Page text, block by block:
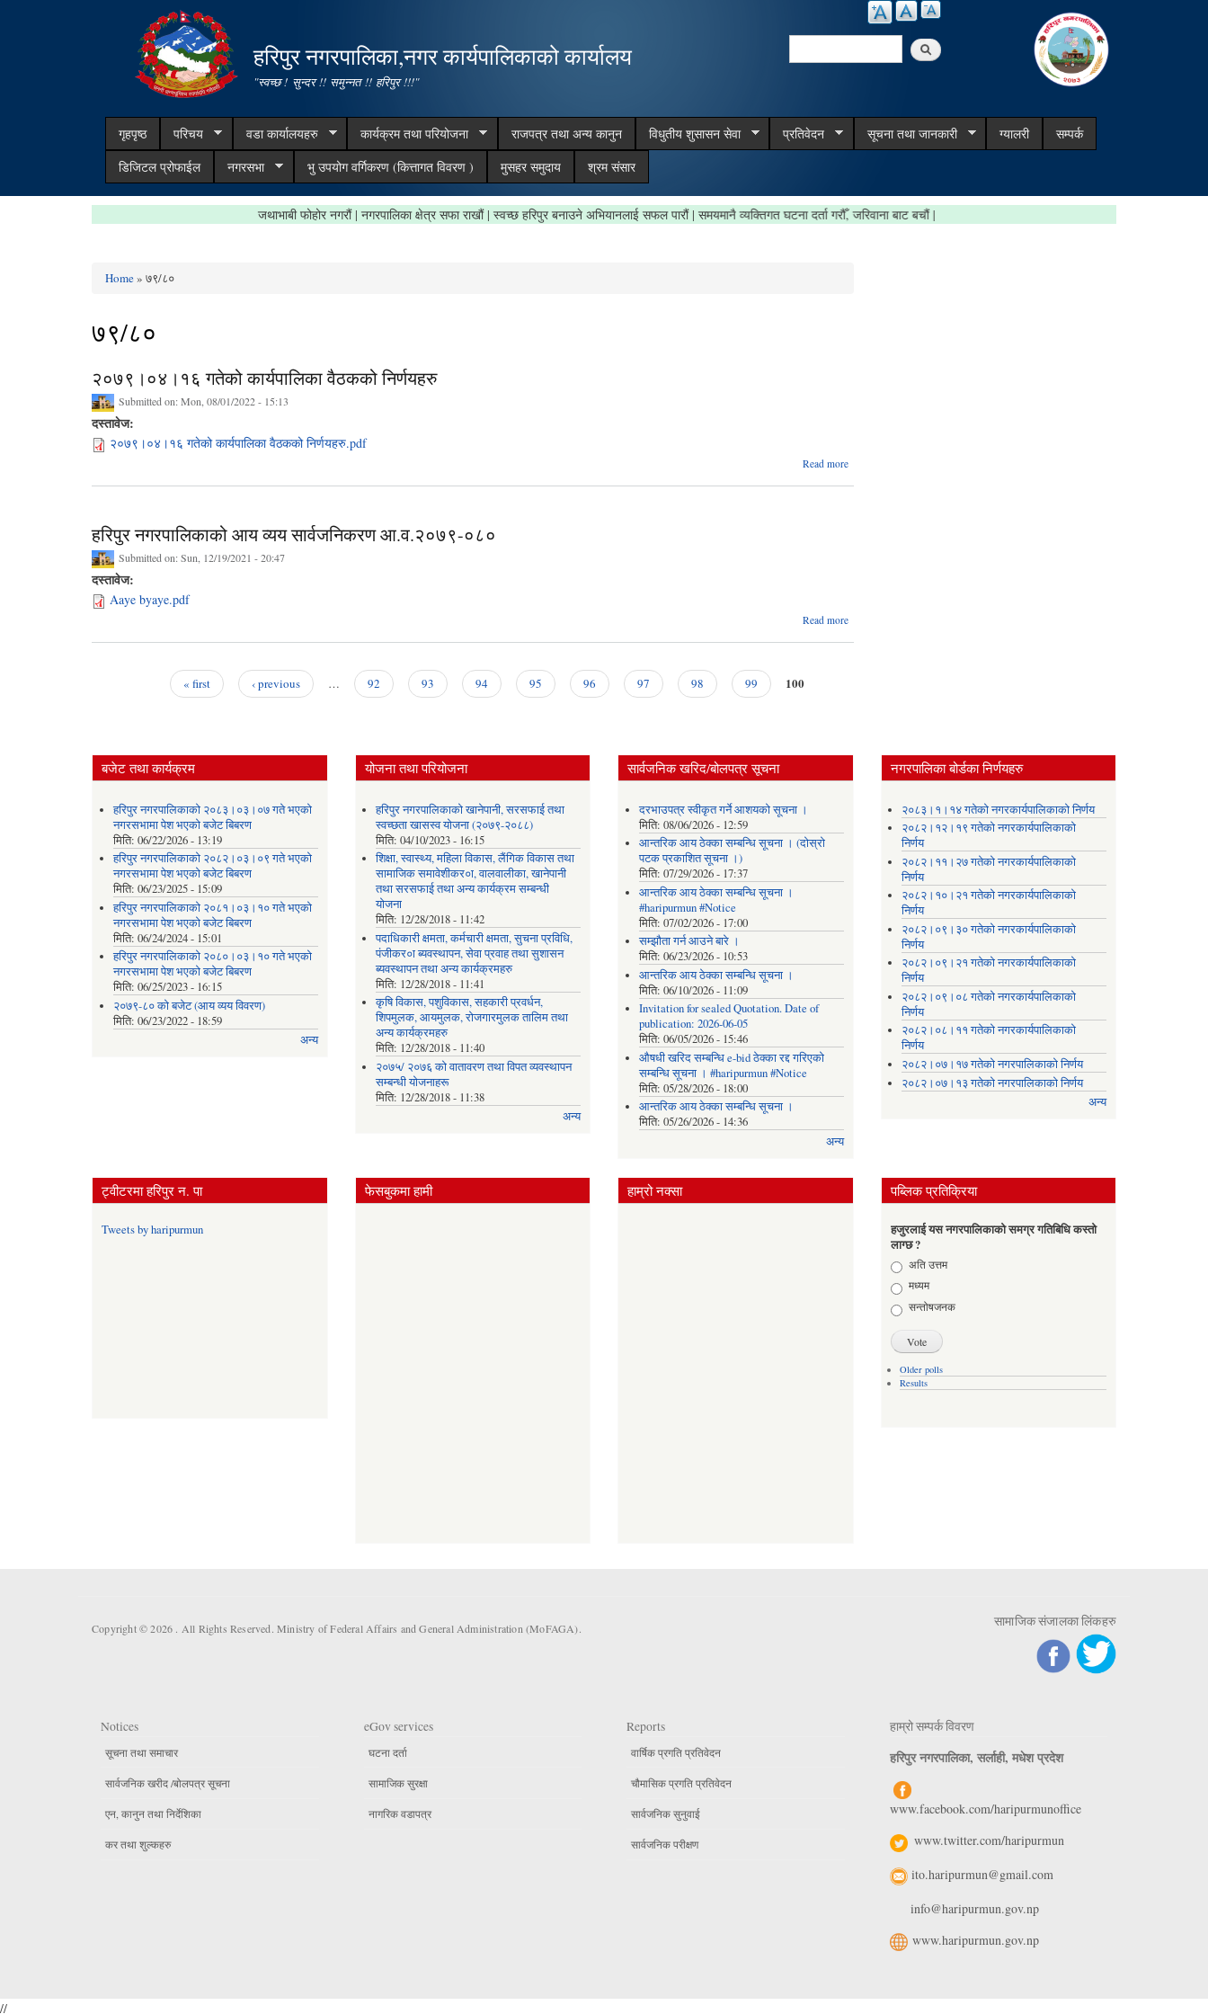
content
हरिपुर नगरपालिका,नगर कार्यपालिकाको कार्यालय
"स्वच्छ ! सुन्दर !! समुन्नत !! हरिपुर !!!"
Search
गृहपृष्ठ परिचय वडा कार्यालयहरु कार्यक्रम तथा परियोजना राजपत्र तथा अन्य कानुन विधुतीय शुसासन सेवा प्रतिवेदन सूचना तथा जानकारी ग्यालरी
सम्पर्क
डिजिटल प्रोफाईल
नगरसभा भु उपयोग वर्गिकरण (कित्तागत विवरण ) मुसहर समुदाय श्रम संसार
जथाभाबी फोहोर नगरौं | नगरपालिका क्षेत्र सफा राखौं | स्वच्छ हरिपुर बनाउने अभियानलाई सफल पारौं | समयमानै व्यक्तिगत घटना दर्ता गरौँ, जरिवाना बाट बचौं |
You are here
Home» ७९/८०
७९/८०
२०७९।०४।१६ गतेको कार्यपालिका वैठकको निर्णयहरु
Submitted on:Mon, 08/01/2022 - 15:13
दस्तावेज:
२०७९।०४।१६ गतेको कार्यपालिका वैठकको निर्णयहरु.pdf
Read more
हरिपुर नगरपालिकाको आय व्यय सार्वजनिकरण आ.व.२०७९-०८०
Submitted on:Sun, 12/19/2021 - 20:47
दस्तावेज:
Aaye byaye.pdf
Read more
« first ‹ previous … 92 93 94 95 96 97 98 99 100
बजेट तथा कार्यक्रम
हरिपुर नगरपालिकाको २०८३।०३।०७ गते भएको
नगरसभामा पेश भएको बजेट बिबरण
मिति: 06/22/2026 - 13:19
हरिपुर नगरपालिकाको २०८२।०३।०९ गते भएको
नगरसभामा पेश भएको बजेट बिबरण
मिति: 06/23/2025 - 15:09
हरिपुर नगरपालिकाको २०८१।०३।१० गते भएको
नगरसभामा पेश भएको बजेट बिबरण
मिति: 06/24/2024 - 15:01
हरिपुर नगरपालिकाको २०८०।०३।१० गते भएको
नगरसभामा पेश भएको बजेट बिबरण
मिति: 06/25/2023 - 16:15
२०७९-८० को बजेट (आय व्यय विवरण)
मिति: 06/23/2022 - 18:59
अन्य
योजना तथा परियोजना
हरिपुर नगरपालिकाको खानेपानी, सरसफाई तथा
स्वच्छता खासस्व योजना (२०७९-२०८८)
मिति:04/10/2023 - 16:15
शिक्षा, स्वास्थ्य, महिला विकास, लैंगिक विकास तथा
सामाजिक समावेशीकर०ा, वालवालीका, खानेपानी
तथा सरसफाई तथा अन्य कार्यक्रम सम्बन्धी
योजना
मिति: 12/28/2018 - 11:42
पदाधिकारी क्षमता, कर्मचारी क्षमता, सुचना प्रविधि,
पंजीकर०ा ब्यवस्थापन, सेवा प्रवाह तथा सुशासन
ब्यवस्थापन तथा अन्य कार्यक्रमहरु
मिति: 12/28/2018 - 11:41
कृषि विकास, पशुविकास, सहकारी प्रवर्धन,
शिपमुलक, आयमुलक, रोजगारमुलक तालिम तथा
अन्य कार्यक्रमहरु
मिति: 12/28/2018 - 11:40
२०७५/ २०७६ को वातावरण तथा विपत व्यवस्थापन
सम्बन्धी योजनाहरू
मिति: 12/28/2018 - 11:38
अन्य
सार्वजनिक खरिद/बोलपत्र सूचना
दरभाउपत्र स्वीकृत गर्ने आशयको सूचना ।
मिति: 08/06/2026 - 12:59
आन्तरिक आय ठेक्का सम्बन्धि सूचना । (दोस्रो
पटक प्रकाशित सूचना ।)
मिति: 07/29/2026 - 17:37
आन्तरिक आय ठेक्का सम्बन्धि सूचना ।
#haripurmun #Notice
मिति: 07/02/2026 - 17:00
सम्झौता गर्न आउने बारे ।
मिति: 06/23/2026 - 10:53
आन्तरिक आय ठेक्का सम्बन्धि सूचना ।
मिति: 06/10/2026 - 11:09
Invitation for sealed Quotation. Date of
publication: 2026-06-05
मिति: 06/05/2026 - 15:46
औषधी खरिद सम्बन्धि e-bid ठेक्का रद्द गरिएको
सम्बन्धि सूचना । #haripurmun #Notice
मिति: 05/28/2026 - 18:00
आन्तरिक आय ठेक्का सम्बन्धि सूचना ।
मिति: 05/26/2026 - 14:36
अन्य
नगरपालिका बोर्डका निर्णयहरु
२०८३।१।१४ गतेको नगरकार्यपालिकाको निर्णय
२०८२।१२।१९ गतेको नगरकार्यपालिकाको
निर्णय
२०८२।११।२७ गतेको नगरकार्यपालिकाको
निर्णय
२०८२।१०।२१ गतेको नगरकार्यपालिकाको
निर्णय
२०८२।०९।३० गतेको नगरकार्यपालिकाको
निर्णय
२०८२।०९।२१ गतेको नगरकार्यपालिकाको
निर्णय
२०८२।०९।०८ गतेको नगरकार्यपालिकाको
निर्णय
२०८२।०८।११ गतेको नगरकार्यपालिकाको
निर्णय
२०८२।०७।१७ गतेको नगरपालिकाको निर्णय
२०८२।०७।१३ गतेको नगरपालिकाको निर्णय
अन्य
ट्वीटरमा हरिपुर न. पा
Tweets by haripurmun
फेसबुकमा हामी हाम्रो नक्सा पब्लिक प्रतिक्रिया
हजुरलाई यस नगरपालिकाको समग्र गतिबिधि कस्तो
लाग्छ ?
Choicesअति उत्तम
मध्यम
सन्तोषजनक
Older polls
Results
Copyright © 2026 . All Rights Reserved. Ministry of Federal Affairs and General Administration (MoFAGA). सामाजिक संजालका लिंकहरु
Notices
सूचना तथा समाचार
सार्वजनिक खरीद /बोलपत्र सूचना
एन, कानुन तथा निर्देशिका
कर तथा शुल्कहरु
eGov services
घटना दर्ता
सामाजिक सुरक्षा
नागरिक वडापत्र
Reports
वार्षिक प्रगति प्रतिवेदन
चौमासिक प्रगति प्रतिवेदन
सार्वजनिक सुनुवाई
सार्वजनिक परीक्षण
हाम्रो सम्पर्क विवरण
हरिपुर नगरपालिका, सर्लाही, मधेश प्रदेश
www.facebook.com/haripurmunoffice
www.twitter.com/haripurmun
ito.haripurmun@gmail.com
info@haripurmun.gov.np
www.haripurmun.gov.np
//